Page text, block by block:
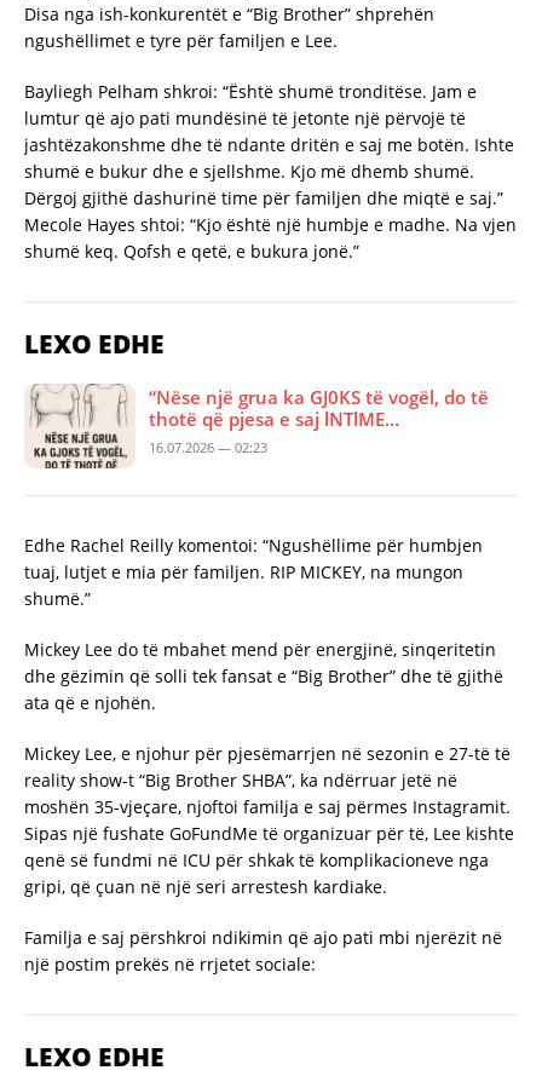
Disa nga ish-konkurentët e “Big Brother” shprehën
ngushëllimet e tyre për familjen e Lee.
Bayliegh Pelham shkroi: “Është shumë tronditëse. Jam e
lumtur që ajo pati mundësinë të jetonte një përvojë të
jashtëzakonshme dhe të ndante dritën e saj me botën. Ishte
shumë e bukur dhe e sjellshme. Kjo më dhemb shumë.
Dërgoj gjithë dashurinë time për familjen dhe miqtë e saj.”
Mecole Hayes shtoi: “Kjo është një humbje e madhe. Na vjen
shumë keq. Qofsh e qetë, e bukura jonë.”
LEXO EDHE
“Nëse një grua ka GJ0KS të vogël, do të
thotë që pjesa e saj lNTlME…
16.07.2026 — 02:23
Edhe Rachel Reilly komentoi: “Ngushëllime për humbjen
tuaj, lutjet e mia për familjen. RIP MICKEY, na mungon
shumë.”
Mickey Lee do të mbahet mend për energjinë, sinqeritetin
dhe gëzimin që solli tek fansat e “Big Brother” dhe të gjithë
ata që e njohën.
Mickey Lee, e njohur për pjesëmarrjen në sezonin e 27-të të
reality show-t “Big Brother SHBA”, ka ndërruar jetë në
moshën 35-vjeçare, njoftoi familja e saj përmes Instagramit.
Sipas një fushate GoFundMe të organizuar për të, Lee kishte
qenë së fundmi në ICU për shkak të komplikacioneve nga
gripi, që çuan në një seri arrestesh kardiake.
Familja e saj përshkroi ndikimin që ajo pati mbi njerëzit në
një postim prekës në rrjetet sociale:
LEXO EDHE